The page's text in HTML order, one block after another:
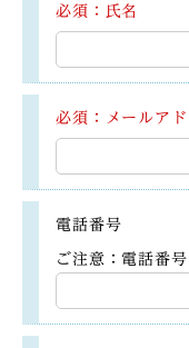
必須：氏名
必須：メールアド
電話番号
ご注意：電話番